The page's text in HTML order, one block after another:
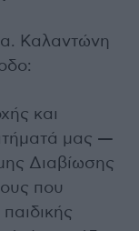
Καλαντώνη
και
μας —
Διαβίωσης
που